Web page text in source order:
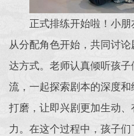
正式排练开始啦！小
从分配角色开始，共同讨
达方式。老师认真倾听孩
流，一起探索剧本的深度
打磨，让即兴剧更加生动
力。在这个过程中，孩子